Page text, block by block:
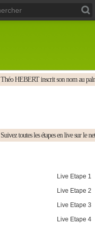
Théo HEBERT inscrit son nom au
Suivez toutes les étapes en live sur le net
Live Etape 1
Live Etape 2
Live Etape 3
Live Etape 4